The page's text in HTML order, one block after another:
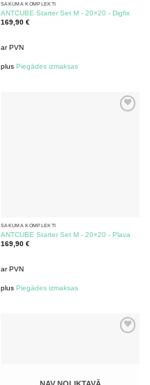
SĀKUMA KOMPLEKTI
ANTCUBE Starter Set M - 20×20 - Digfix
169,90 €
ar PVN
plus Piegādes izmaksas
SĀKUMA KOMPLEKTI
ANTCUBE Starter Set M - 20×20 - Pļava
169,90 €
ar PVN
plus Piegādes izmaksas
NAV NOLIKTAVĀ